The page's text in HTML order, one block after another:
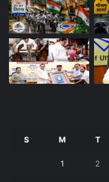
S M T
1 2